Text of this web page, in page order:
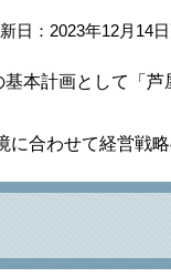
日：2023年12月14
本計画として「芦
合わせて経営戦略